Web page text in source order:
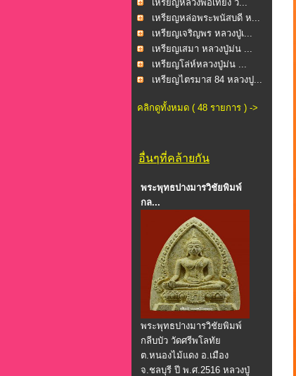
เหรียญหลวงพ่อเที่ยง วั...
เหรียญหล่อพระพนัสบดี ห...
เหรียญเจริญพร หลวงปู่เ...
เหรียญเสมา หลวงปู่ม่น ...
เหรียญโล่ห์หลวงปู่ม่น ...
เหรียญไตรมาส 84 หลวงปู...
คลิกดูทั้งหมด ( 48 รายการ ) ->
อื่นๆที่คล้ายกัน
พระพุทธปางมารวิชัยพิมพ์
กล...
พระพุทธปางมารวิชัยพิมพ์
กลีบบัว วัดศรีพโลทัย
ต.หนองไม้แดง อ.เมือง
จ.ชลบุรี ปี พ.ศ.2516 หลวงปู่